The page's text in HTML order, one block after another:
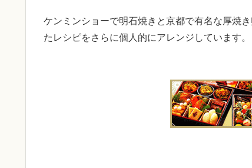
ケンミンショーで明石焼きと京都で有名な厚焼
たレシピをさらに個人的にアレンジしています。